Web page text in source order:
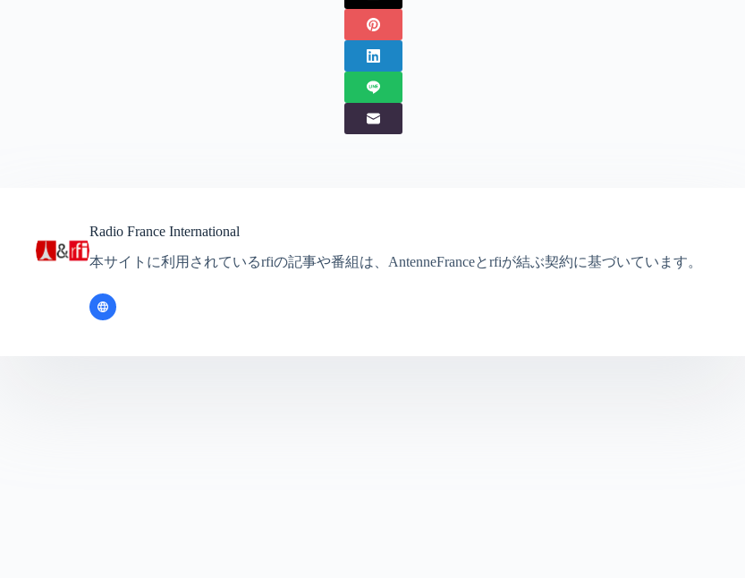
Radio France International
本サイトに利用されているrfiの記事や番組は、AntenneFranceとrfiが結ぶ契約に基づいています。